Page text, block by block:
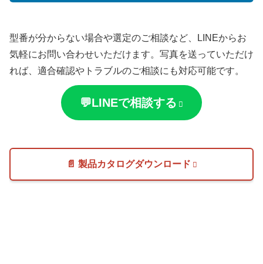
型番が分からない場合や選定のご相談など、LINEからお
気軽にお問い合わせいただけます。写真を送っていただけ
れば、適合確認やトラブルのご相談にも対応可能です。
💬LINEで相談する
📄 製品カタログダウンロード